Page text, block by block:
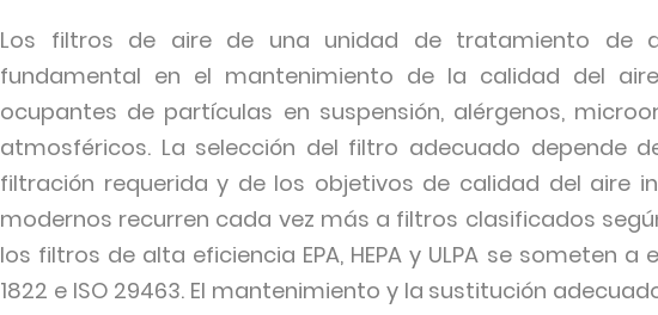
Los filtros de aire de una unidad de tratamiento de
fundamental en el mantenimiento de la calidad del
ocupantes de partículas en suspensión, alérgenos,
atmosféricos. La selección del filtro adecuado depende
filtración requerida y de los objetivos de calidad del aire
modernos recurren cada vez más a filtros clasificados
los filtros de alta eficiencia EPA, HEPA y ULPA se someten
1822 e ISO 29463. El mantenimiento y la sustitución